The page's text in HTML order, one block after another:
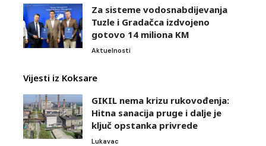
Za sisteme vodosnabdijevanja
Tuzle i Gradačca izdvojeno
gotovo 14 miliona KM
Aktuelnosti
Vijesti iz Koksare
GIKIL nema krizu rukovođenja:
Hitna sanacija pruge i dalje je
ključ opstanka privrede
Lukavac